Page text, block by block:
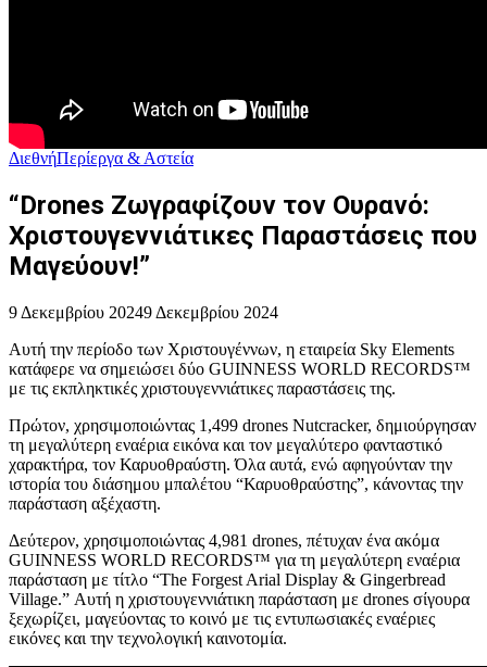
ΔιεθνήΠερίεργα & Αστεία
“Drones Ζωγραφίζουν τον Ουρανό:
Χριστουγεννιάτικες Παραστάσεις που
Μαγεύουν!”
9 Δεκεμβρίου 20249 Δεκεμβρίου 2024
Αυτή την περίοδο των Χριστουγέννων, η εταιρεία Sky Elements
κατάφερε να σημειώσει δύο GUINNESS WORLD RECORDS™
με τις εκπληκτικές χριστουγεννιάτικες παραστάσεις της.
Πρώτον, χρησιμοποιώντας 1,499 drones Nutcracker, δημιούργησαν
τη μεγαλύτερη εναέρια εικόνα και τον μεγαλύτερο φανταστικό
χαρακτήρα, τον Καρυοθραύστη. Όλα αυτά, ενώ αφηγούνταν την
ιστορία του διάσημου μπαλέτου “Καρυοθραύστης”, κάνοντας την
παράσταση αξέχαστη.
Δεύτερον, χρησιμοποιώντας 4,981 drones, πέτυχαν ένα ακόμα
GUINNESS WORLD RECORDS™ για τη μεγαλύτερη εναέρια
παράσταση με τίτλο “The Forgest Arial Display & Gingerbread
Village.” Αυτή η χριστουγεννιάτικη παράσταση με drones σίγουρα
ξεχωρίζει, μαγεύοντας το κοινό με τις εντυπωσιακές εναέριες
εικόνες και την τεχνολογική καινοτομία.